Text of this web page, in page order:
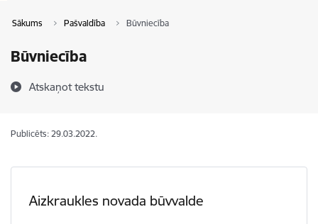
Sākums Pašvaldība Būvniecība
Būvniecība
Atskaņot tekstu
Publicēts: 29.03.2022.
Aizkraukles novada būvvalde